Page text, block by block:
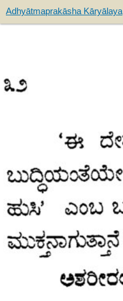
Adhyātmaprakāsha Kāryālaya